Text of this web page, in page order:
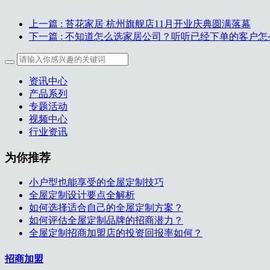
上一篇 : 苔花家居 杭州旗舰店11月开业庆典圆满落幕
下一篇 : 不知道怎么选家居公司？听听已经下单的客户怎
资讯中心
产品系列
专题活动
视频中心
行业资讯
为你推荐
小户型也能享受的全屋定制技巧
全屋定制设计要点全解析
如何选择适合自己的全屋定制方案？
如何评估全屋定制品牌的招商潜力？
全屋定制招商加盟店的投资回报率如何？
招商加盟